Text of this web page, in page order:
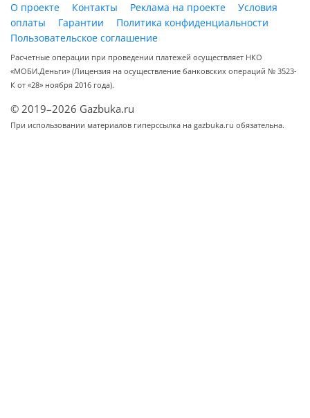
О проекте Контакты Реклама на проекте
Условия
оплаты
Гарантии
Политика конфиденциальности
Пользовательское соглашение
Расчетные операции при проведении платежей осуществляет НКО
«МОБИ.Деньги» (Лицензия на осуществление банковских операций № 3523-
К от «28» ноября 2016 года).
© 2019–2026 Gazbuka.ru
При использовании материалов гиперссылка на gazbuka.ru обязательна.